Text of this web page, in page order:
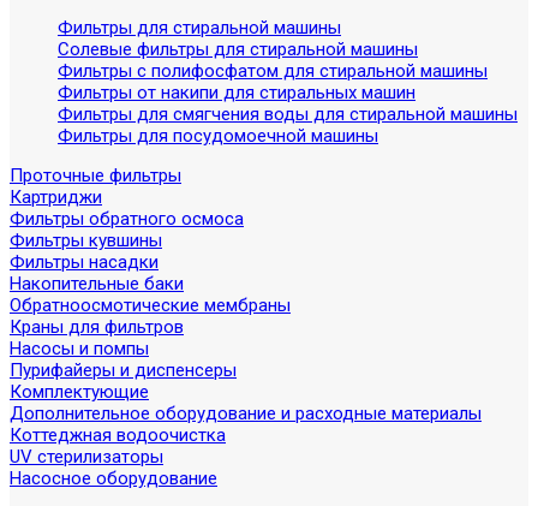
Фильтры для стиральной машины
Солевые фильтры для стиральной машины
Фильтры с полифосфатом для стиральной машины
Фильтры от накипи для стиральных машин
Фильтры для смягчения воды для стиральной машины
Фильтры для посудомоечной машины
Проточные фильтры
Картриджи
Фильтры обратного осмоса
Фильтры кувшины
Фильтры насадки
Накопительные баки
Обратноосмотические мембраны
Краны для фильтров
Насосы и помпы
Пурифайеры и диспенсеры
Комплектующие
Дополнительное оборудование и расходные материалы
Коттеджная водоочистка
UV стерилизаторы
Насосное оборудование